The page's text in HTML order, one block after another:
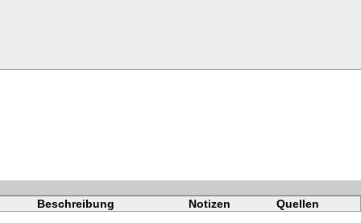
Beschreibung Notizen
Quellen